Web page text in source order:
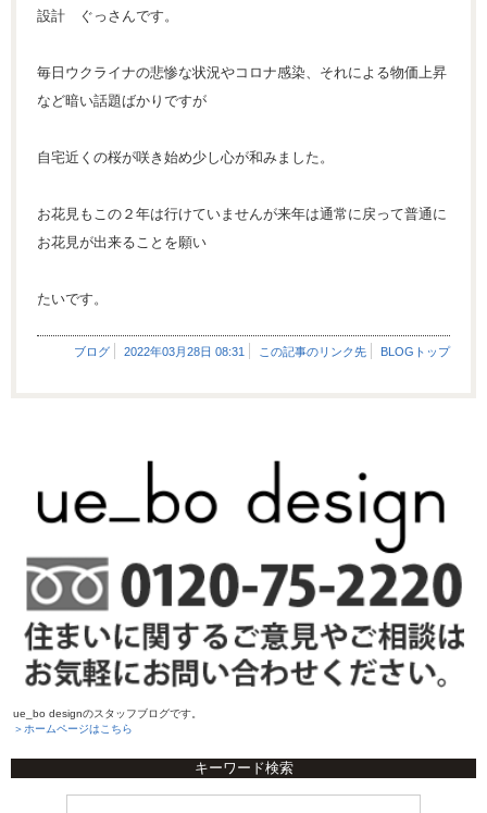
設計 ぐっさんです。
毎日ウクライナの悲惨な状況やコロナ感染、それによる物価上昇
など暗い話題ばかりですが
自宅近くの桜が咲き始め少し心が和みました。
お花見もこの２年は行けていませんが来年は通常に戻って普通に
お花見が出来ることを願い
たいです。
ブログ 2022年03月28日 08:31 この記事のリンク先 BLOGトップ
ue_bo designのスタッフブログです。
＞ホームページはこちら
キーワード検索